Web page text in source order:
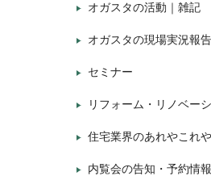
オガスタの活動｜雑記
オガスタの現場実況報告
セミナー
リフォーム・リノベー
住宅業界のあれやこれや
内覧会の告知・予約情報